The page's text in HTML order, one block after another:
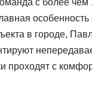
в городе,
проходят с